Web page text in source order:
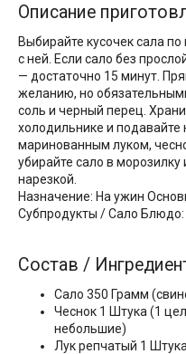
Описание
Выбирайте кусочек сала по
с ней. Если сало без
— достаточно 15 минут.
желанию, но
соль и черный перец.
холодильнике и подавайте
маринованным луком,
убирайте сало в
нарезкой.
Назначение: На ужин
Субпродукты / Сало Блюдо:
Состав /
Сало 350 Грамм
Чеснок 1 Штука (1
небольшие)
Лук репчатый 1 Штука